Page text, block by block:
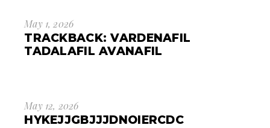
May 1, 2026
TRACKBACK:VARDENAFIL
TADALAFIL AVANAFIL
May 12, 2026
HYKEJJGBJJJDNOIERCDC